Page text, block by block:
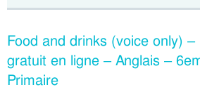
Food and drinks (voice only)
gratuit en ligne – Anglais –
Primaire